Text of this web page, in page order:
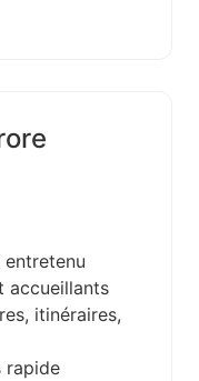
accueillants
itinéraires,
rapide